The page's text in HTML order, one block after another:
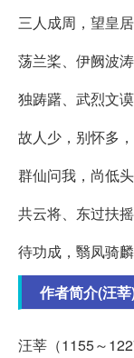
三人成周，望皇居
荡兰桨、伊阙波
独踌躇、武烈文
故人少，别怀多
群仙问我，尚低头
共云将、东过扶
待功成，翳凤骑麟
作者简介(汪
汪莘（1155～